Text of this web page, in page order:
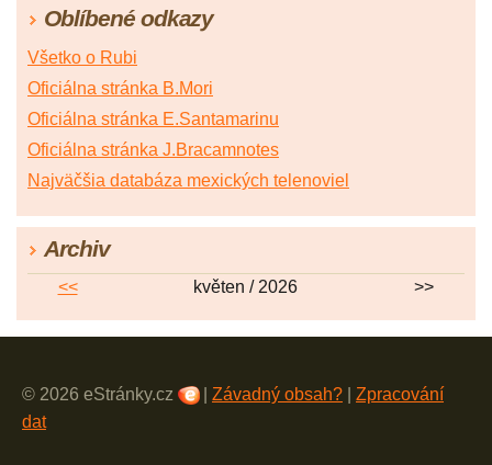
Oblíbené odkazy
Všetko o Rubi
Oficiálna stránka B.Mori
Oficiálna stránka E.Santamarinu
Oficiálna stránka J.Bracamnotes
Najväčšia databáza mexických telenoviel
Archiv
<< květen / 2026 >>
© 2026 eStránky.cz Závadný obsah?
Zpracování
dat